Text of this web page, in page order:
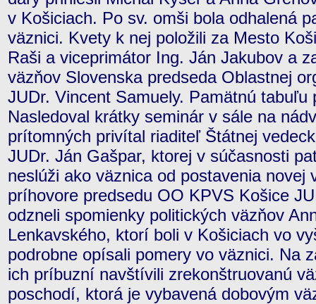
v Košiciach. Po sv. omši bola odhalená
väznici. Kvety k nej položili za Mesto
Raši a viceprimátor Ing. Ján Jakubov a
väzňov Slovenska predseda Oblastnej
JUDr. Vincent Samuely. Pamätnú
Nasledoval krátky seminár v sále na
prítomných privítal riaditeľ Štátnej
JUDr. Ján Gašpar, ktorej v súčasnosti
neslúži ako väznica od postavenia novej
príhovore predsedu OO KPVS Košice
odzneli spomienky politických väzňov
Lenkavského, ktorí boli v Košiciach vo
podrobne opísali pomery vo väznici. Na
ich príbuzní navštívili zrekonštruovanú
poschodí, ktorá je vybavená dobovým